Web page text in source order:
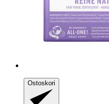
Ostoskori